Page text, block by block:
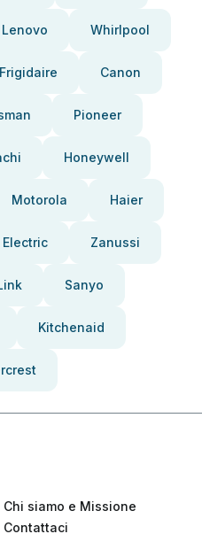
Lenovo Whirlpool
Frigidaire Canon
Pioneer
Honeywell
Motorola Haier
Zanussi
Sanyo
Kitchenaid
Chi siamo e Missione
Contattaci